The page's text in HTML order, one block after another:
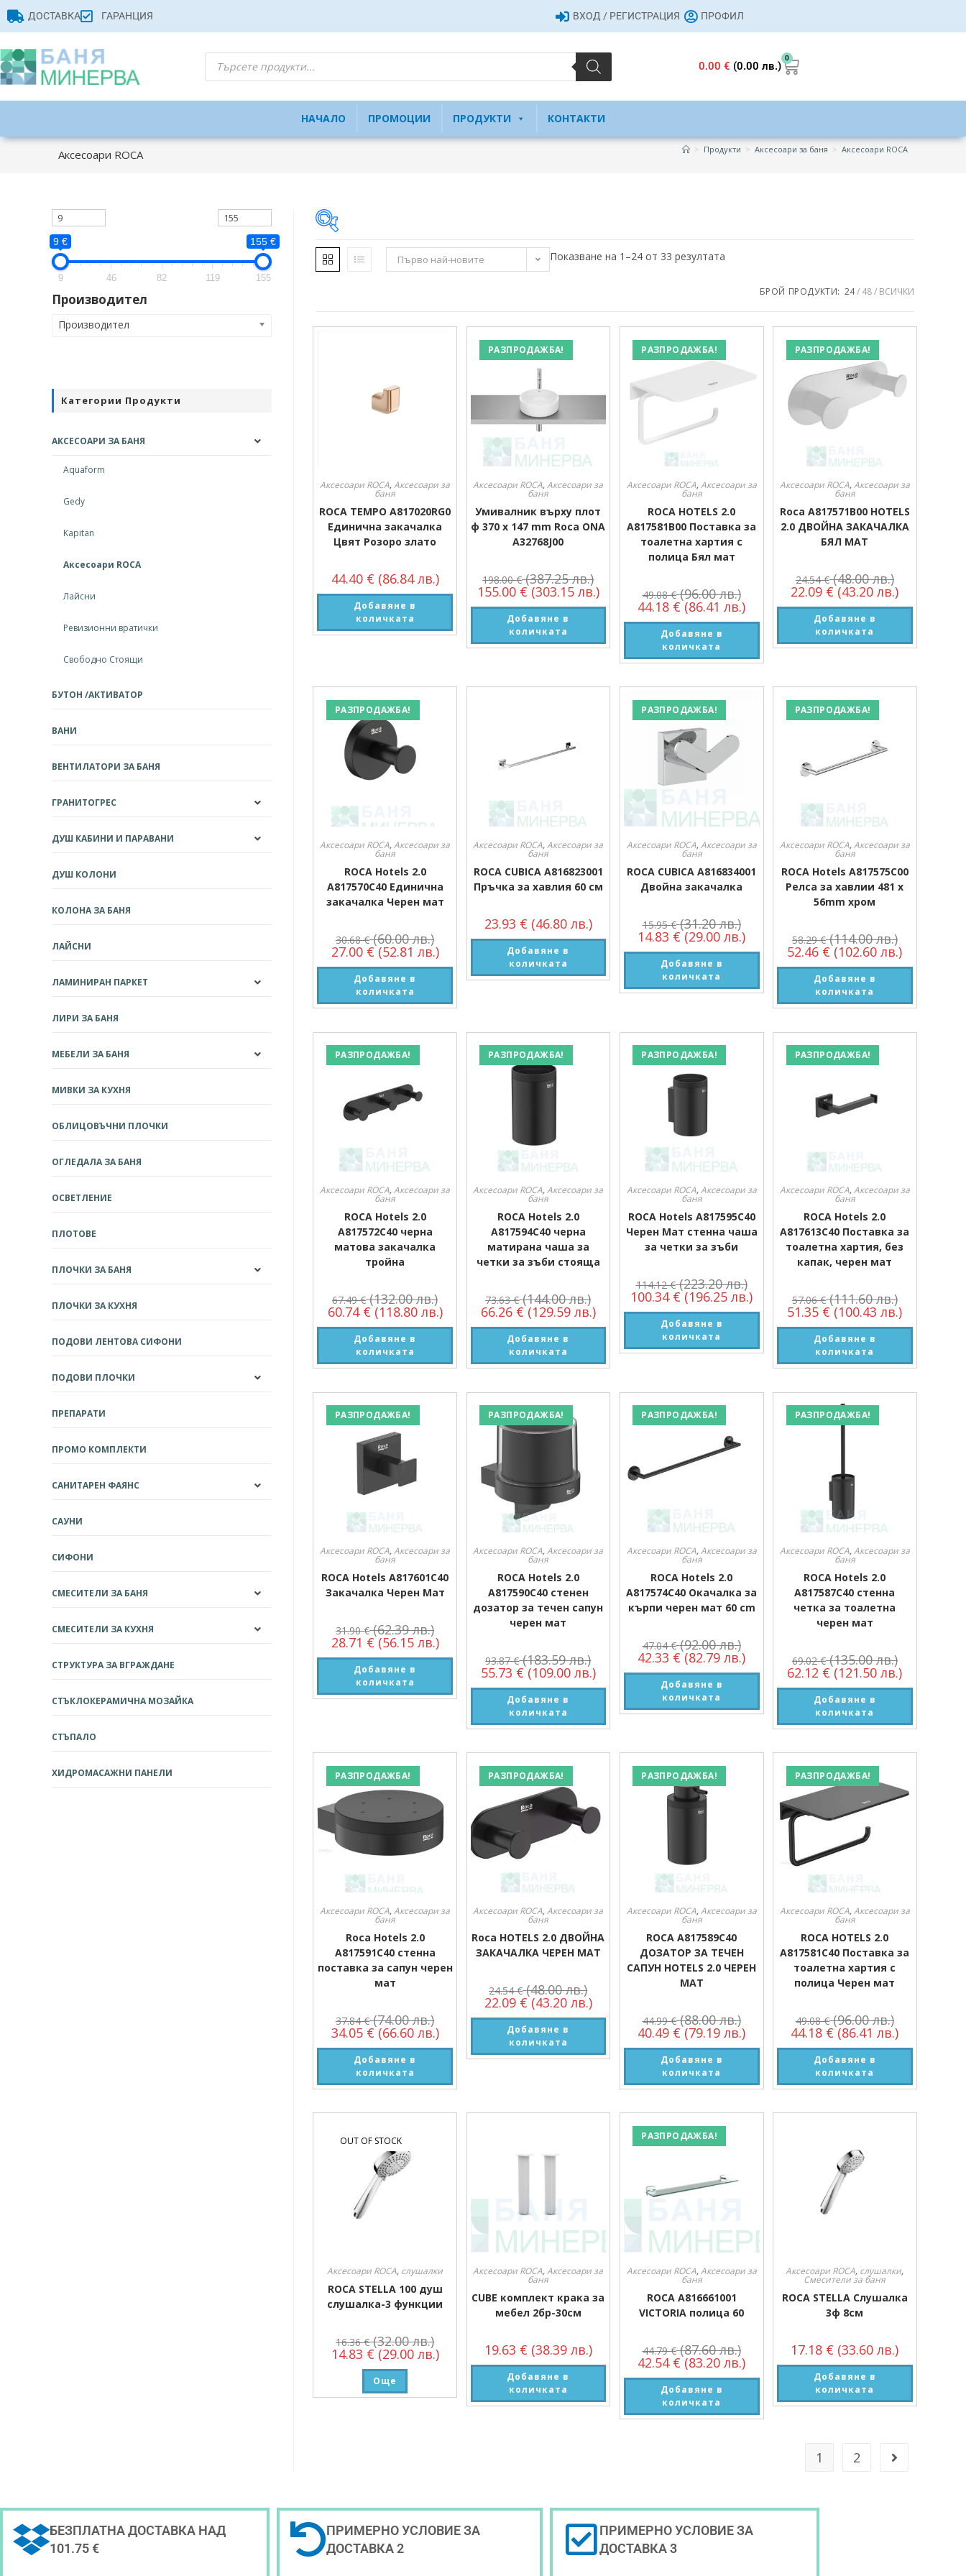
ДОСТАВКА ГАРАНЦИЯ ВХОД / РЕГИСТРАЦИЯ ПРОФИЛ
0.00€ (0.00 лв.)
0
НАЧАЛО ПРОМОЦИИ ПРОДУКТИ КОНТАКТИ
Аксесоари ROCA > Продукти > Аксесоари за баня > Аксесоари ROCA
Първо най-новите Показване на 1–24 от 33 резултата
БРОЙ ПРОДУКТИ: 24 48 ВСИЧКИ
Аксесоари ROCA,Аксесоари за
баня
ROCA TEMPO A817020RG0
Единична закачалка
Цвят Розоро злато
44.40 € (86.84 лв.)
Добавяне в
количката
РАЗПРОДАЖБА!
Аксесоари ROCA,Аксесоари за
баня
Умивалник върху плот
ф 370 х 147 mm Roca ONA
A32768J00
198.00€ (387.25 лв.)
155.00 € (303.15 лв.)
Добавяне в
количката
РАЗПРОДАЖБА!
Аксесоари ROCA,Аксесоари за
баня
ROCA HOTELS 2.0
A817581B00 Поставка за
тоалетна хартия с
полица Бял мат
49.08€ (96.00 лв.)
44.18 € (86.41 лв.)
Добавяне в
количката
РАЗПРОДАЖБА!
Аксесоари ROCA,Аксесоари за
баня
Roca A817571B00 HOTELS
2.0 ДВОЙНА ЗАКАЧАЛКА
БЯЛ МАТ
24.54€ (48.00 лв.)
22.09 € (43.20 лв.)
Добавяне в
количката
РАЗПРОДАЖБА!
Аксесоари ROCA,Аксесоари за
баня
ROCA Hotels 2.0
A817570C40 Единична
закачалка Черен мат
30.68€ (60.00 лв.)
27.00 € (52.81 лв.)
Добавяне в
количката
Аксесоари ROCA,Аксесоари за
баня
ROCA CUBICA A816823001
Пръчка за хавлия 60 см
23.93 € (46.80 лв.)
Добавяне в
количката
РАЗПРОДАЖБА!
Аксесоари ROCA,Аксесоари за
баня
ROCA CUBICA A816834001
Двойна закачалка
15.95€ (31.20 лв.)
14.83 € (29.00 лв.)
Добавяне в
количката
РАЗПРОДАЖБА!
Аксесоари ROCA,Аксесоари за
баня
ROCA Hotels A817575C00
Релса за хавлии 481 x
56mm хром
58.29€ (114.00 лв.)
52.46 € (102.60 лв.)
Добавяне в
количката
РАЗПРОДАЖБА!
Аксесоари ROCA,Аксесоари за
баня
ROCA Hotels 2.0
A817572C40 черна
матова закачалка
тройна
67.49€ (132.00 лв.)
60.74 € (118.80 лв.)
Добавяне в
количката
РАЗПРОДАЖБА!
Аксесоари ROCA,Аксесоари за
баня
ROCA Hotels 2.0
A817594C40 черна
матирана чаша за
четки за зъби стояща
73.63€ (144.00 лв.)
66.26 € (129.59 лв.)
Добавяне в
количката
РАЗПРОДАЖБА!
Аксесоари ROCA,Аксесоари за
баня
ROCA Hotels A817595C40
Черен Мат стенна чаша
за четки за зъби
114.12€ (223.20 лв.)
100.34 € (196.25 лв.)
Добавяне в
количката
РАЗПРОДАЖБА!
Аксесоари ROCA,Аксесоари за
баня
ROCA Hotels 2.0
A817613C40 Поставка за
тоалетна хартия, без
капак, черен мат
57.06€ (111.60 лв.)
51.35 € (100.43 лв.)
Добавяне в
количката
РАЗПРОДАЖБА!
Аксесоари ROCA,Аксесоари за
баня
ROCA Hotels A817601C40
Закачалка Черен Мат
31.90€ (62.39 лв.)
28.71 € (56.15 лв.)
Добавяне в
количката
РАЗПРОДАЖБА!
Аксесоари ROCA,Аксесоари за
баня
ROCA Hotels 2.0
A817590C40 стенен
дозатор за течен сапун
черен мат
93.87€ (183.59 лв.)
55.73 € (109.00 лв.)
Добавяне в
количката
РАЗПРОДАЖБА!
Аксесоари ROCA,Аксесоари за
баня
ROCA Hotels 2.0
A817574C40 Окачалка за
кърпи черен мат 60 сm
47.04€ (92.00 лв.)
42.33 € (82.79 лв.)
Добавяне в
количката
РАЗПРОДАЖБА!
Аксесоари ROCA,Аксесоари за
баня
ROCA Hotels 2.0
A817587C40 стенна
четка за тоалетна
черен мат
69.02€ (135.00 лв.)
62.12 € (121.50 лв.)
Добавяне в
количката
РАЗПРОДАЖБА!
Аксесоари ROCA,Аксесоари за
баня
Roca Hotels 2.0
A817591C40 стенна
поставка за сапун черен
мат
37.84€ (74.00 лв.)
34.05 € (66.60 лв.)
Добавяне в
количката
РАЗПРОДАЖБА!
Аксесоари ROCA,Аксесоари за
баня
Roca HOTELS 2.0 ДВОЙНА
ЗАКАЧАЛКА ЧЕРЕН МАТ
24.54€ (48.00 лв.)
22.09 € (43.20 лв.)
Добавяне в
количката
РАЗПРОДАЖБА!
Аксесоари ROCA,Аксесоари за
баня
ROCA A817589C40
ДОЗАТОР ЗА ТЕЧЕН
САПУН HOTELS 2.0 ЧЕРЕН
МАТ
44.99€ (88.00 лв.)
40.49 € (79.19 лв.)
Добавяне в
количката
РАЗПРОДАЖБА!
Аксесоари ROCA,Аксесоари за
баня
ROCA HOTELS 2.0
A817581C40 Поставка за
тоалетна хартия с
полица Черен мат
49.08€ (96.00 лв.)
44.18 € (86.41 лв.)
Добавяне в
количката
OUT OF STOCK
Аксесоари ROCA, слушалки
ROCA STELLA 100 душ
слушалка-3 функции
16.36€ (32.00 лв.)
14.83 € (29.00 лв.)
Още
Аксесоари ROCA,Аксесоари за
баня
CUBE комплект крака за
мебел 2бр-30см
19.63 € (38.39 лв.)
Добавяне в
количката
РАЗПРОДАЖБА!
Аксесоари ROCA,Аксесоари за
баня
ROCA A816661001
VICTORIA полица 60
44.79€ (87.60 лв.)
42.54 € (83.20 лв.)
Добавяне в
количката
Аксесоари ROCA, слушалки,
Смесители за баня
ROCA STELLA Слушалка
3ф 8см
17.18 € (33.60 лв.)
Добавяне в
количката
1 2
9 € 155 €
9 46 82 119 155
Производител
Производител
Категории Продукти
АКСЕСОАРИ ЗА БАНЯ
Aquaform
Gedy
Kapitan
Аксесоари ROCA
Лайсни
Ревизионни вратички
Свободно Стоящи
БУТОН /АКТИВАТОР
ВАНИ
ВЕНТИЛАТОРИ ЗА БАНЯ
ГРАНИТОГРЕС
ДУШ КАБИНИ И ПАРАВАНИ
ДУШ КОЛОНИ
КОЛОНА ЗА БАНЯ
ЛАЙСНИ
ЛАМИНИРАН ПАРКЕТ
ЛИРИ ЗА БАНЯ
МЕБЕЛИ ЗА БАНЯ
МИВКИ ЗА КУХНЯ
ОБЛИЦОВЪЧНИ ПЛОЧКИ
ОГЛЕДАЛА ЗА БАНЯ
ОСВЕТЛЕНИЕ
ПЛОТОВЕ
ПЛОЧКИ ЗА БАНЯ
ПЛОЧКИ ЗА КУХНЯ
ПОДОВИ ЛЕНТОВА СИФОНИ
ПОДОВИ ПЛОЧКИ
ПРЕПАРАТИ
ПРОМО КОМПЛЕКТИ
САНИТАРЕН ФАЯНС
САУНИ
СИФОНИ
СМЕСИТЕЛИ ЗА БАНЯ
СМЕСИТЕЛИ ЗА КУХНЯ
СТРУКТУРА ЗА ВГРАЖДАНЕ
СТЪКЛОКЕРАМИЧНА МОЗАЙКА
СТЪПАЛО
ХИДРОМАСАЖНИ ПАНЕЛИ
БЕЗПЛАТНА ДОСТАВКА НАД
101.75 €
ПРИМЕРНО УСЛОВИЕ ЗА
ДОСТАВКА 2
ПРИМЕРНО УСЛОВИЕ ЗА
ДОСТАВКА 3